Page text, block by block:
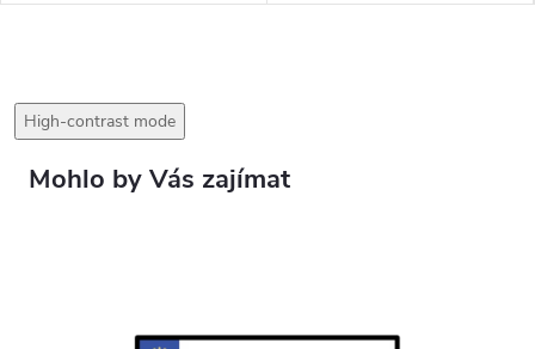
High-contrast mode